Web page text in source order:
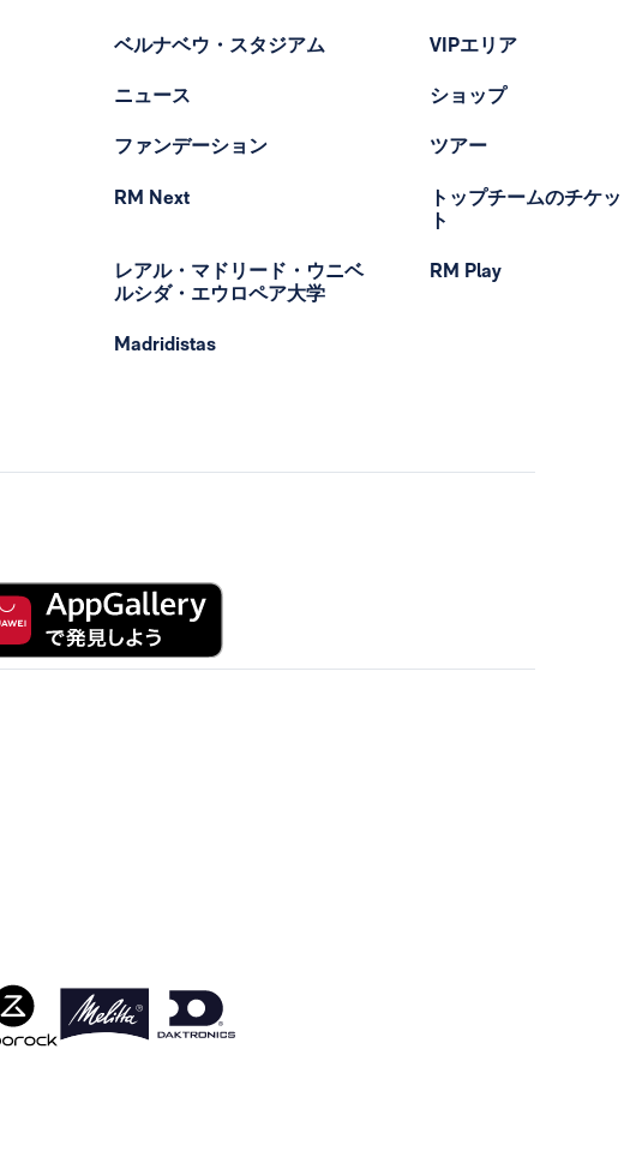
ベルナベウ・スタジアム
ニュース
ファンデーション
RM Next
レアル・マドリード・ウニベ
ルシダ・エウロペア大学
Madridistas
VIPエリア
ショップ
ツアー
トップチームのチケッ
ト
RM Play